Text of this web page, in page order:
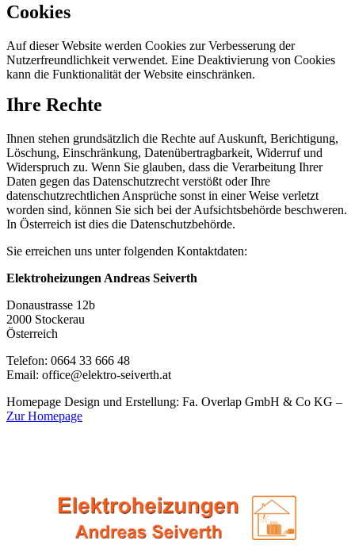
Cookies
Auf dieser Website werden Cookies zur Verbesserung der
Nutzerfreundlichkeit verwendet. Eine Deaktivierung von Cookies
kann die Funktionalität der Website einschränken.
Ihre Rechte
Ihnen stehen grundsätzlich die Rechte auf Auskunft, Berichtigung,
Löschung, Einschränkung, Datenübertragbarkeit, Widerruf und
Widerspruch zu. Wenn Sie glauben, dass die Verarbeitung Ihrer
Daten gegen das Datenschutzrecht verstößt oder Ihre
datenschutzrechtlichen Ansprüche sonst in einer Weise verletzt
worden sind, können Sie sich bei der Aufsichtsbehörde beschweren.
In Österreich ist dies die Datenschutzbehörde.
Sie erreichen uns unter folgenden Kontaktdaten:
Elektroheizungen Andreas Seiverth
Donaustrasse 12b
2000 Stockerau
Österreich
Telefon: 0664 33 666 48
Email: office@elektro-seiverth.at
Homepage Design und Erstellung: Fa. Overlap GmbH & Co KG –
Zur Homepage